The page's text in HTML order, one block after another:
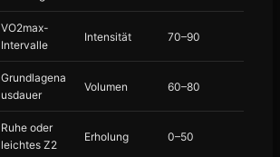
VO2max-
Intervalle
Intensität 70–90
Grundlagena
usdauer
Volumen 60–80
Ruhe oder
leichtes Z2
Erholung 0–50